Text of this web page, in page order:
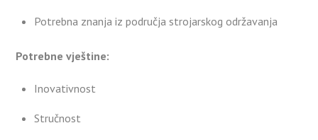
Potrebna znanja iz područja strojarskog održavanja
Potrebne vještine:
Inovativnost
Stručnost